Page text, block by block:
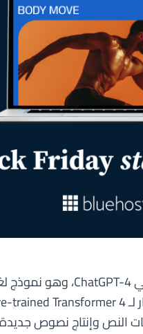
النص وإنتاج نصوص